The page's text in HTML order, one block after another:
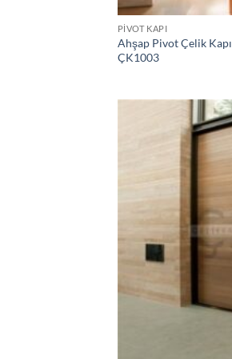
PIVOT KAPI
Ahşap Pivot Çelik Kapı
ÇK1003